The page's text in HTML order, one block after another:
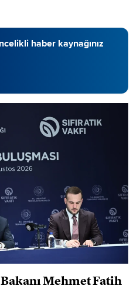
haber kaynağınız
Mehmet Fatih